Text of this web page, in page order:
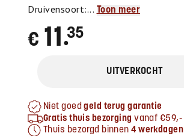
Druivensoort:...
Toon meer
€ 11 ●
35
UITVERKOCHT
Niet goedgeld terug garantie
Gratis thuis bezorgingvanaf €59,-
Thuis bezorgd binnen4 werkdagen